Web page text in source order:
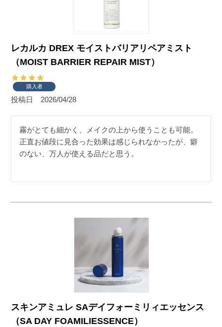
レカルカ DREX モイストバリアリペアミスト
（MOIST BARRIER REPAIR MIST）
購入者
投稿日 2026/04/28
霧がとても細かく、メイクの上から使うことも可能。
正直お値段に見合った効果は感じられなかったが、癖
のない、万人が使える品だと思う。
スキンアミュレ SAデイフォーミリィエッセンス
（SA DAY FOAMILIESSENCE）